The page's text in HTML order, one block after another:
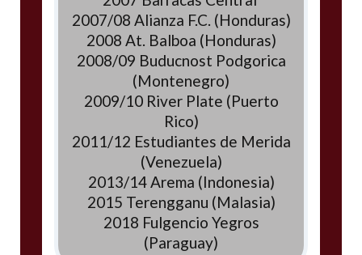
2007/08 Alianza F.C. (Honduras)
2008 At. Balboa (Honduras)
2008/09 Buducnost Podgorica
(Montenegro)
2009/10 River Plate (Puerto
Rico)
2011/12 Estudiantes de Merida
(Venezuela)
2013/14 Arema (Indonesia)
2015 Terengganu (Malasia)
2018 Fulgencio Yegros
(Paraguay)